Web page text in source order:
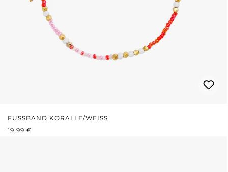
FUSSBAND KORALLE/WEISS
REGULÄRER PREIS:
19,99 €